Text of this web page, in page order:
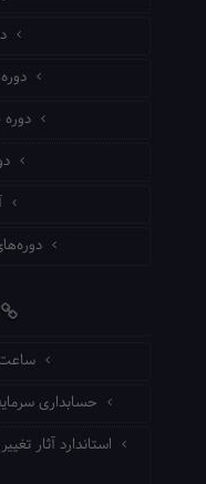
ساعت
حسابداری سرمایه
استاندارد آثار